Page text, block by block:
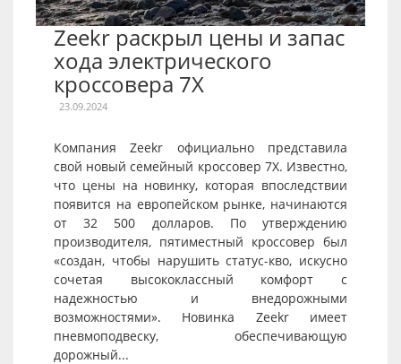
Zeekr раскрыл цены и запас
хода электрического
кроссовера 7X
23.09.2024
Компания Zeekr официально представила
свой новый семейный кроссовер 7X. Известно,
что цены на новинку, которая впоследствии
появится на европейском рынке, начинаются
от 32 500 долларов. По утверждению
производителя, пятиместный кроссовер был
«создан, чтобы нарушить статус-кво, искусно
сочетая высококлассный комфорт с
надежностью и внедорожными
возможностями». Новинка Zeekr имеет
пневмоподвеску, обеспечивающую
дорожный...